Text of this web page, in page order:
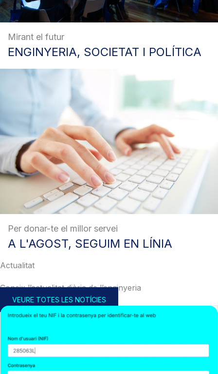
Mirant el futur
ENGINYERIA, SOCIETAT I POLÍTICA
Per donar-te el millor servei
A L'AGOST, SEGUIM EN LÍNIA
Actualitat
Coneix l’actualitat diària de l’enginyeria
VEURE TOTES LES NOTÍCIES